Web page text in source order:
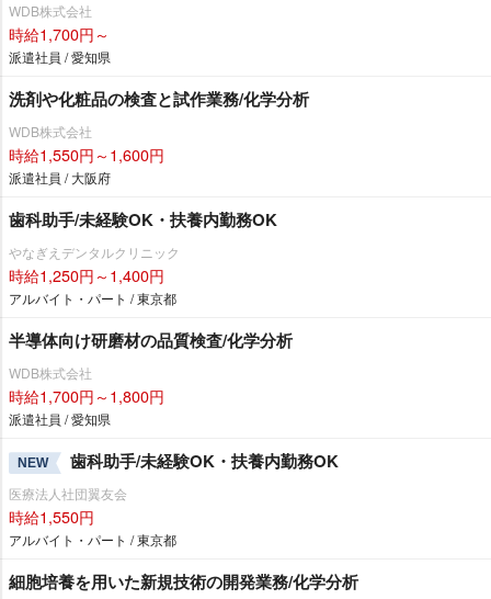
WDB株式会社
時給1,700円～
派遣社員 / 愛知県
洗剤や化粧品の検査と試作業務/化学分析
WDB株式会社
時給1,550円～1,600円
派遣社員 / 大阪府
歯科助手/未経験OK・扶養内勤務OK
なぎえデンタルクリニック
時給1,250円～1,400円
アルバイト・パート / 東京都
半導体向け研磨材の品質検査/化学分析
WDB株式会社
時給1,700円～1,800円
派遣社員 / 愛知県
NEW 歯科助手/未経験OK・扶養内勤務OK
医療法人社団翼友会
時給1,550円
アルバイト・パート / 東京都
細胞培養を用いた新規技術の開発業務/化学分析